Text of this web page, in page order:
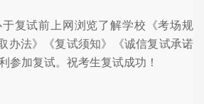
复试前上网浏览了解学校《考场规
办法》《复试须知》《诚信复试承诺
参加复试。祝考生复试成功！